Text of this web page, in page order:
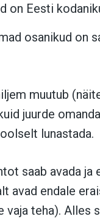
on Eesti
osanikud on
muutub
juurde
lunastada.
saab avada ja
avad endale
teha). Alles